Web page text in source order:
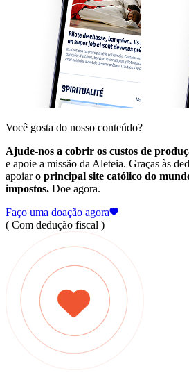
Você gosta do nosso conteúdo?
Ajude-nos a cobrir os custos de
e apoie a missão da Aleteia. Graças às
apoiaro principal site católico do
impostos. Doe agora.
Faço uma doação agora
( Com dedução fiscal )